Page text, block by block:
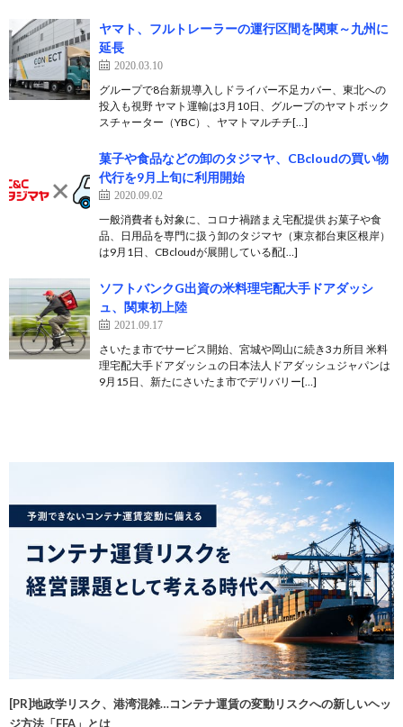
ヤマト、フルトレーラーの運行区間を関東～九州に
延長
2020.03.10
グループで8台新規導入しドライバー不足カバー、東北への
投入も視野 ヤマト運輸は3月10日、グループのヤマトボック
スチャーター（YBC）、ヤマトマルチチ[…]
菓子や食品などの卸のタジマヤ、CBcloudの買い物
代行を9月上旬に利用開始
2020.09.02
一般消費者も対象に、コロナ禍踏まえ宅配提供 お菓子や食
品、日用品を専門に扱う卸のタジマヤ（東京都台東区根岸）
は9月1日、CBcloudが展開している配[…]
ソフトバンクG出資の米料理宅配大手ドアダッシ
ュ、関東初上陸
2021.09.17
さいたま市でサービス開始、宮城や岡山に続き3カ所目 米料
理宅配大手ドアダッシュの日本法人ドアダッシュジャパンは
9月15日、新たにさいたま市でデリバリー[…]
[PR]地政学リスク、港湾混雑…コンテナ運賃の変動リスクへの新しいヘッ
ジ方法「FFA」とは